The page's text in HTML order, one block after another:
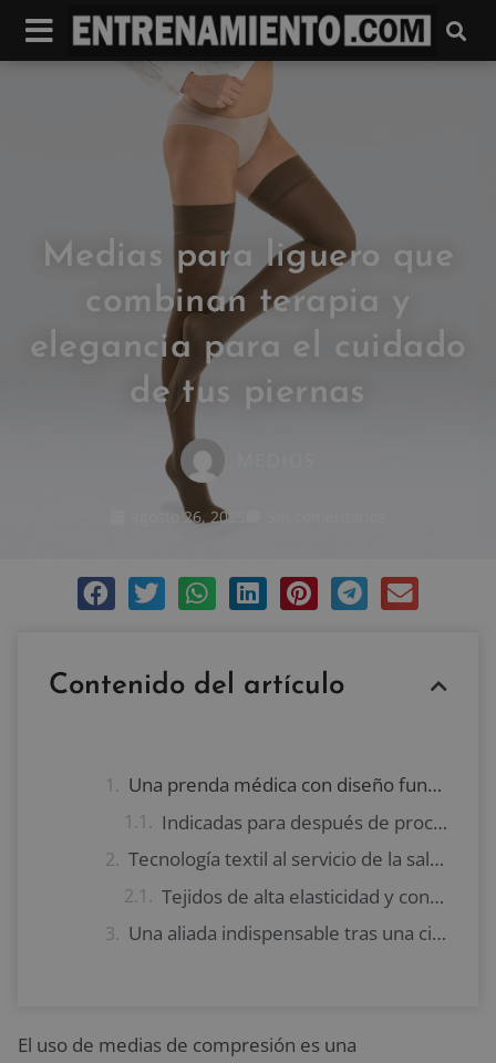
Medias para liguero que
combinan terapia y
elegancia para el cuidado
de tus piernas
agosto 26, 2025
Contenido del artículo
Una prenda médica con diseño funcional y efectivo
Indicadas para después de procedimientos quirúrgicos
Tecnología textil al servicio de la salud
Tejidos de alta elasticidad y confort duradero
Una aliada indispensable tras una cirugía o ante problemas venosos
El uso de medias de compresión es una